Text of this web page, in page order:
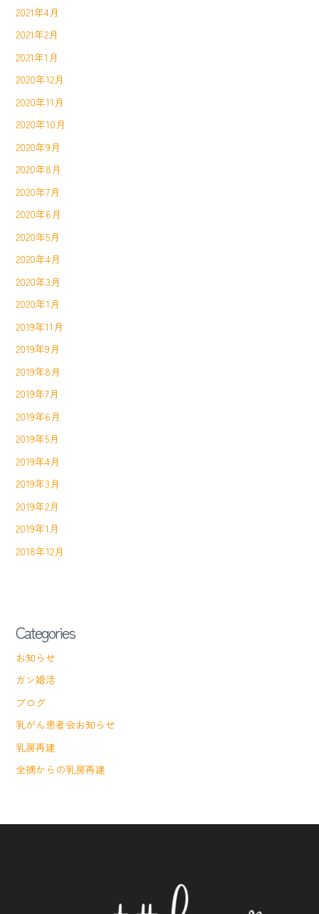
2021年4月
2021年2月
2021年1月
2020年12月
2020年11月
2020年10月
2020年9月
2020年8月
2020年7月
2020年6月
2020年5月
2020年4月
2020年3月
2020年1月
2019年11月
2019年9月
2019年8月
2019年7月
2019年6月
2019年5月
2019年4月
2019年3月
2019年2月
2019年1月
2018年12月
Categories
お知らせ
ガン婚活
ブログ
乳がん患者会お知らせ
乳房再建
全摘からの乳房再建